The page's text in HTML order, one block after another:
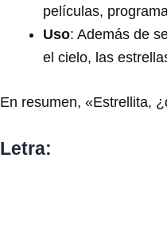
películas,
Uso: Además de
el cielo, las
En resumen, «Estrellita,
Letra: